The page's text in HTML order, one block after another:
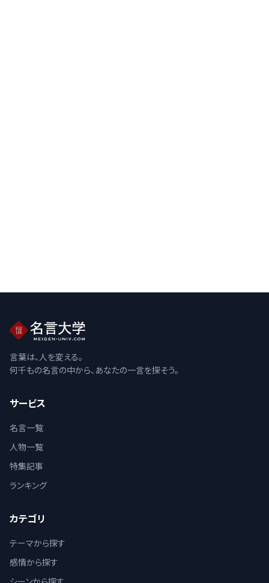
言葉は、人を変える。
何千もの名言の中から、あなたの一言を探そう。
サービス
名言一覧
人物一覧
特集記事
ランキング
カテゴリ
テーマから探す
感情から探す